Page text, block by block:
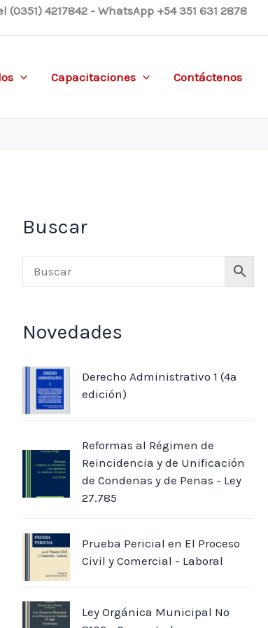
(0351) 4217842 - WhatsApp +54 351 631 2878
Capacitaciones Contáctenos
Buscar
Novedades
Derecho Administrativo 1 (4ª
edición)
Reformas al Régimen de
Reincidencia y de Unificación
de Condenas y de Penas - Ley
27.785
Prueba Pericial en El Proceso
Civil y Comercial - Laboral
Ley Orgánica Municipal Nº